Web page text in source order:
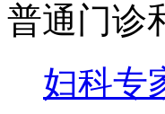
普通门诊
妇科专